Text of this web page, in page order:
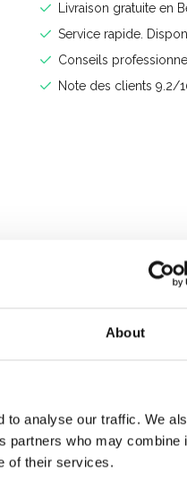
About
to analyse our traffic. We
partners who may combine
of their services.
Livraison gratuite en
Service rapide.
Conseils
Note des clients 9.2/